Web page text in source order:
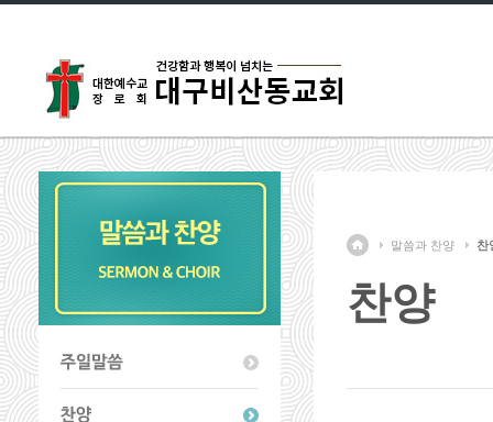
말씀과 찬양 찬
찬양